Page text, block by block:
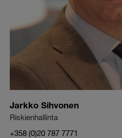
Jarkko Sihvonen
Riskienhallinta
+358 (0)20 787 7771